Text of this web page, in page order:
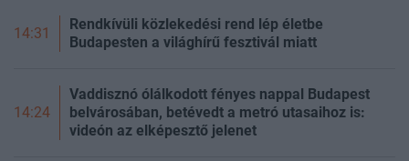
14:31
Rendkívüli közlekedési rend lép életbe
Budapesten a világhírű fesztivál miatt
14:24
Vaddisznó ólálkodott fényes nappal Budapest
belvárosában, betévedt a metró utasaihoz is:
videón az elképesztő jelenet